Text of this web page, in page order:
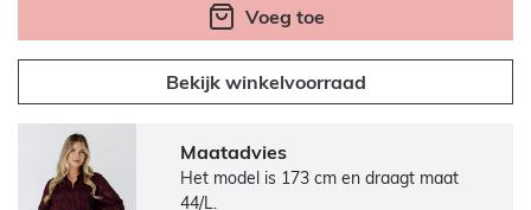
Voeg toe
Bekijk winkelvoorraad
Maatadvies
Het model is 173 cm en draagt maat
44/L.